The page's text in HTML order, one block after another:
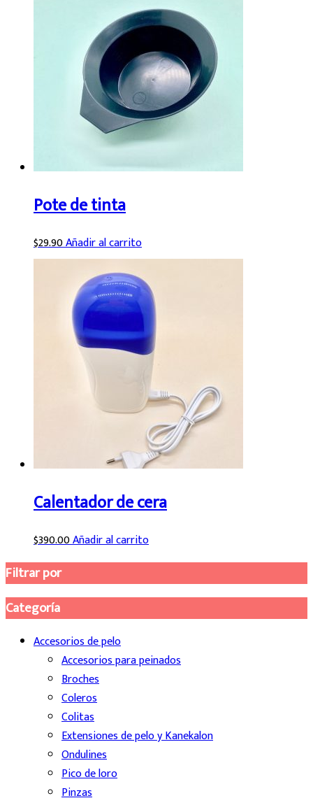
Pote de tinta
$29.90Añadir al carrito
Calentador de cera
$390.00Añadir al carrito
Filtrar por
Categoría
Accesorios de pelo
Accesorios para peinados
Broches
Coleros
Colitas
Extensiones de pelo y Kanekalon
Ondulines
Pico de loro
Pinzas